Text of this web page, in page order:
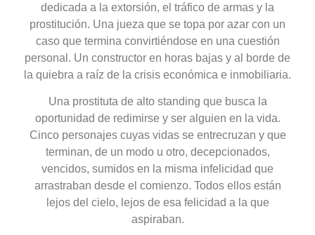
dedicada a la extorsión, el tráfico de armas y la
prostitución. Una jueza que se topa por azar con un
caso que termina convirtiéndose en una cuestión
personal. Un constructor en horas bajas y al borde de
la quiebra a raíz de la crisis económica e inmobiliaria.
Una prostituta de alto standing que busca la
oportunidad de redimirse y ser alguien en la vida.
Cinco personajes cuyas vidas se entrecruzan y que
terminan, de un modo u otro, decepcionados,
vencidos, sumidos en la misma infelicidad que
arrastraban desde el comienzo. Todos ellos están
lejos del cielo, lejos de esa felicidad a la que
aspiraban.